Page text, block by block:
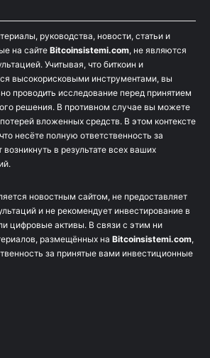
руководства, новости, статьи и
на сайте Bitcoinsistemi.com, не являются
Учитывая, что биткоин и
высокорисковыми инструментами, вы
проводить исследование перед принятием
решения. В противном случае вы можете
вложенных средств. В этом контексте
несёте полную ответственность за
в результате всех ваших
новостным сайтом, не предоставляет
и не рекомендует инвестирование в
цифровые активы. В связи с этим ни
размещённых на Bitcoinsistemi.com,
за принятые вами инвестиционные